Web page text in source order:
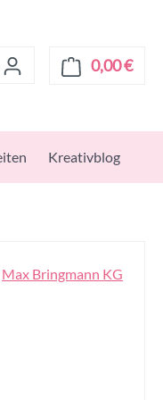
0,00 €
Kreativblog
Max Bringmann KG